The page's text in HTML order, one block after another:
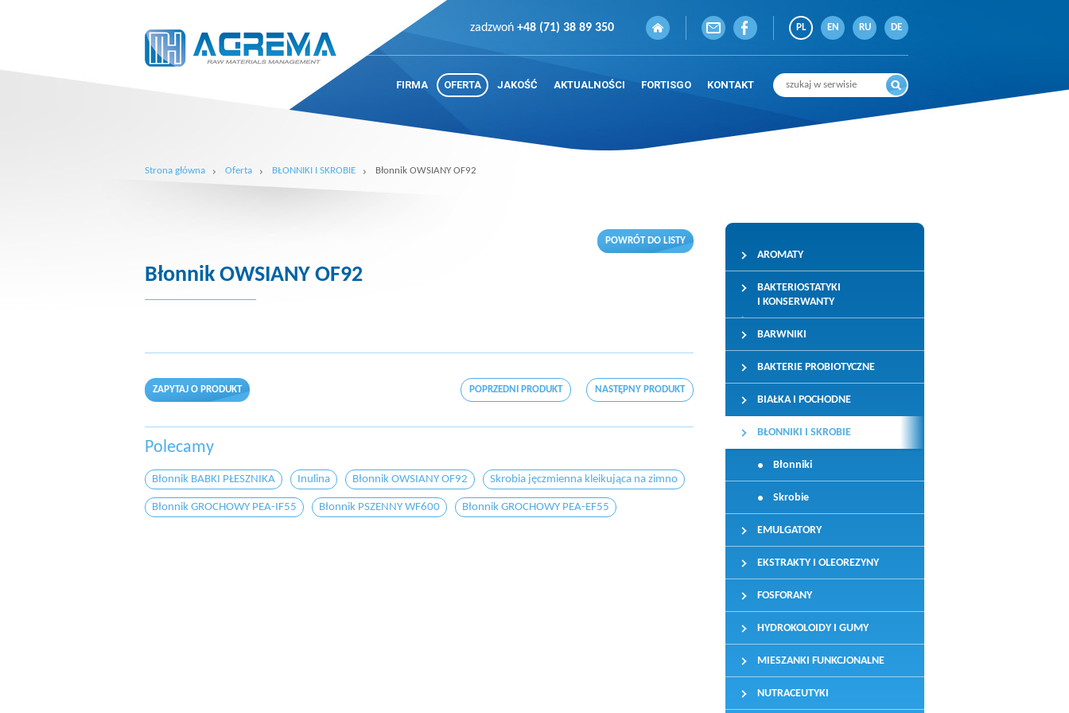
zadzwoń +48 (71) 38 89 350 PL EN RU DE
FIRMA OFERTA JAKOŚĆ AKTUALNOŚCI FORTISGO KONTAKT
Strona główna Oferta BŁONNIKI I SKROBIE Błonnik OWSIANY OF92
AROMATY
BAKTERIOSTATYKI
I KONSERWANTY
BARWNIKI
BAKTERIE PROBIOTYCZNE
BIAŁKA I POCHODNE
BŁONNIKI I SKROBIE
Błonniki
Skrobie
EMULGATORY
EKSTRAKTY I OLEOREZYNY
FOSFORANY
HYDROKOLOIDY I GUMY
MIESZANKI FUNKCJONALNE
NUTRACEUTYKI
POWRÓT DO LISTY
Błonnik OWSIANY OF92
ZAPYTAJ O PRODUKT POPRZEDNI PRODUKT NASTĘPNY PRODUKT
Polecamy
Błonnik BABKI PŁESZNIKA Inulina Błonnik OWSIANY OF92 Skrobia jęczmienna kleikująca na zimno
Błonnik GROCHOWY PEA-IF55 Błonnik PSZENNY WF600 Błonnik GROCHOWY PEA-EF55